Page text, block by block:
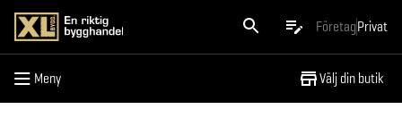
FöretagPrivat
Meny Välj din butik
Meny